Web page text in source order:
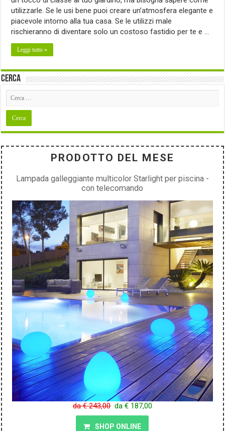
utilizzarle. Se le usi bene puoi creare un’atmosfera elegante e
piacevole intorno alla tua casa. Se le utilizzi male
rischieranno di diventare solo un costoso fastidio per te e …
Leggi tutto »
Cerca
PRODOTTO DEL MESE
Lampada galleggiante multicolor Starlight per piscina -
con telecomando
da € 243,00 da € 187,00
SHOP ONLINE